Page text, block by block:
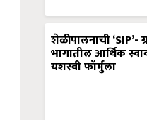
शेळीपालनाची ‘SIP’-
भागातील आर्थिक
यशस्वी फॉर्मुला